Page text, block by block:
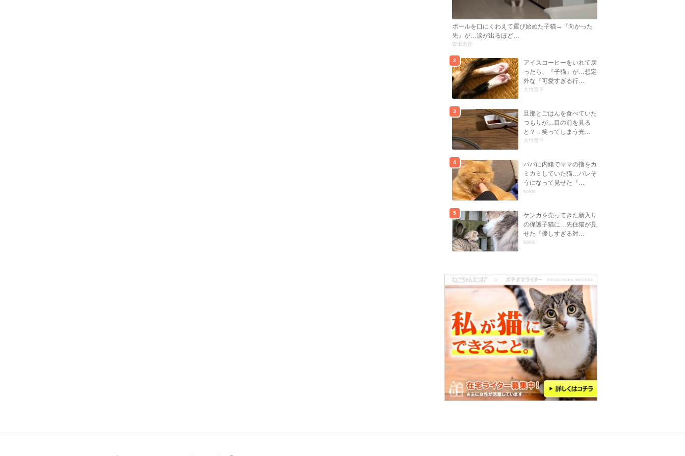
ボールを口にくわえて運び始めた子猫→『向かった
先』が…涙が出るほど…
曽田恵音
2
アイスコーヒーをいれて戻
ったら、『子猫』が…想定
外な『可愛すぎる行…
大竹晋平
3
旦那とごはんを食べていた
つもりが…目の前を見る
と？→笑ってしまう光…
大竹晋平
4
パパに内緒でママの指をカ
ミカミしていた猫…バレそ
うになって見せた『…
kokiri
5
ケンカを売ってきた新入り
の保護子猫に…先住猫が見
せた『優しすぎる対…
kokiri